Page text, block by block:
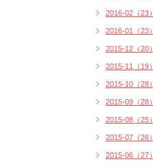
2016-02（23）
2016-01（23）
2015-12（20）
2015-11（19）
2015-10（28）
2015-09（28）
2015-08（25）
2015-07（26）
2015-06（27）